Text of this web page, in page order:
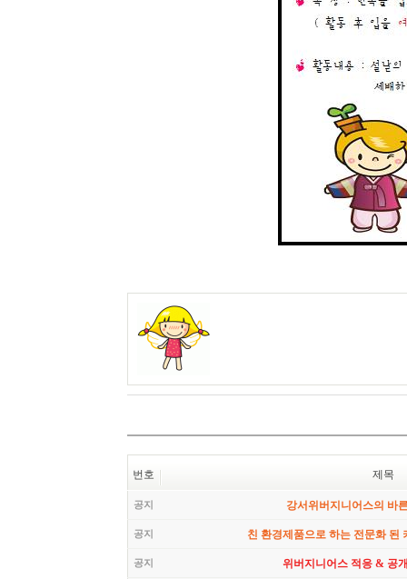
번호 제목
공지 강서위버지니어스의 바
공지 친 환경제품으로 하는 전문화 된
공지 위버지니어스 적응 & 공